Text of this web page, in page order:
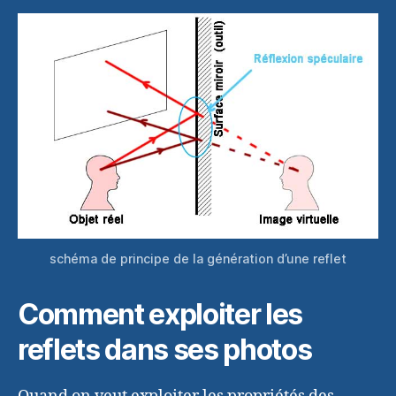
schéma de principe de la génération d’une reflet
Comment exploiter les
reflets dans ses photos